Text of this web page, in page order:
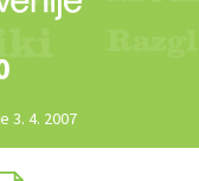
3. 4. 2007